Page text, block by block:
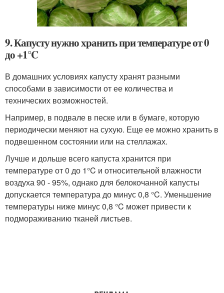
9. Капусту нужно хранить при температуре от 0
до +1°C
В домашних условиях капусту хранят разными
способами в зависимости от ее количества и
технических возможностей.
Например, в подвале в песке или в бумаге, которую
периодически меняют на сухую. Еще ее можно хранить в
подвешенном состоянии или на стеллажах.
Лучше и дольше всего капуста хранится при
температуре от 0 до 1°C и относительной влажности
воздуха 90 - 95%, однако для белокочанной капусты
допускается температура до минус 0,8 °C. Уменьшение
температуры ниже минус 0,8 °C может привести к
подмораживанию тканей листьев.